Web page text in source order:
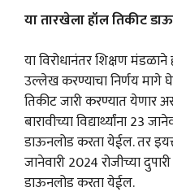
या तारखेला हॉल तिकीट
या विरोधानंतर शिक्षण मंडळाने
उल्लेख करण्याचा निर्णय
तिकीट जारी करण्यात येणार
बारावीच्या विद्यार्थ्यांना 23
डाऊनलोड करता येईल. तर
जानेवारी 2024 रोजीच्या
डाऊनलोड करता येईल.